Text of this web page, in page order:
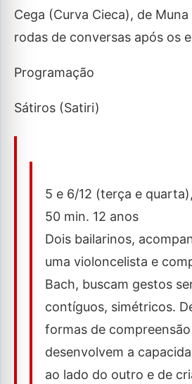
Cega (Curva Cieca), de
rodas de conversas após os
Programação
Sátiros (Satiri)
5 e 6/12 (terça e
50 min. 12 anos
Dois bailarinos,
uma violoncelista e
Bach, buscam gestos
contíguos, simétricos.
formas de
desenvolvem a
ao lado do outro e de